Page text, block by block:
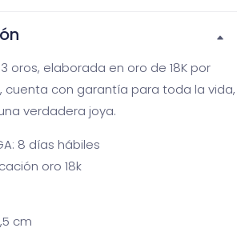
oros, elaborada en oro de 18K por
cuenta con garantía para toda la vida,
verdadera joya.
8 días hábiles
oro 18k
cm